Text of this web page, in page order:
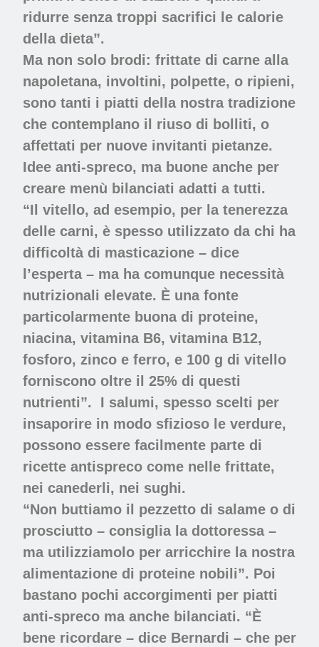
ridurre senza troppi sacrifici le calorie
della dieta”.
Ma non solo brodi: frittate di carne alla
napoletana, involtini, polpette, o ripieni,
sono tanti i piatti della nostra tradizione
che contemplano il riuso di bolliti, o
affettati per nuove invitanti pietanze.
Idee anti-spreco, ma buone anche per
creare menù bilanciati adatti a tutti.
“Il vitello, ad esempio, per la tenerezza
delle carni, è spesso utilizzato da chi ha
difficoltà di masticazione – dice
l’esperta – ma ha comunque necessità
nutrizionali elevate. È una fonte
particolarmente buona di proteine,
niacina, vitamina B6, vitamina B12,
fosforo, zinco e ferro, e 100 g di vitello
forniscono oltre il 25% di questi
nutrienti”. I salumi, spesso scelti per
insaporire in modo sfizioso le verdure,
possono essere facilmente parte di
ricette antispreco come nelle frittate,
nei canederli, nei sughi.
“Non buttiamo il pezzetto di salame o di
prosciutto – consiglia la dottoressa –
ma utilizziamolo per arricchire la nostra
alimentazione di proteine nobili”. Poi
bastano pochi accorgimenti per piatti
anti-spreco ma anche bilanciati. “È
bene ricordare – dice Bernardi – che per